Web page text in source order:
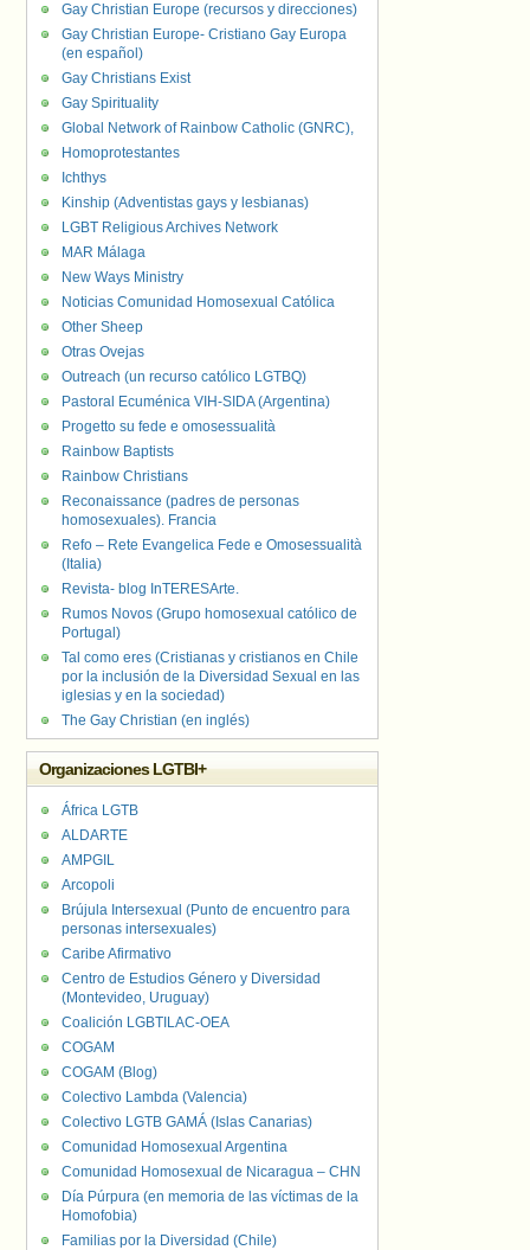
Gay Christian Europe (recursos y direcciones)
Gay Christian Europe- Cristiano Gay Europa
(en español)
Gay Christians Exist
Gay Spirituality
Global Network of Rainbow Catholic (GNRC),
Homoprotestantes
Ichthys
Kinship (Adventistas gays y lesbianas)
LGBT Religious Archives Network
MAR Málaga
New Ways Ministry
Noticias Comunidad Homosexual Católica
Other Sheep
Otras Ovejas
Outreach (un recurso católico LGTBQ)
Pastoral Ecuménica VIH-SIDA (Argentina)
Progetto su fede e omosessualità
Rainbow Baptists
Rainbow Christians
Reconaissance (padres de personas
homosexuales). Francia
Refo – Rete Evangelica Fede e Omosessualità
(Italia)
Revista- blog InTERESArte.
Rumos Novos (Grupo homosexual católico de
Portugal)
Tal como eres (Cristianas y cristianos en Chile
por la inclusión de la Diversidad Sexual en las
iglesias y en la sociedad)
The Gay Christian (en inglés)
Organizaciones LGTBI+
África LGTB
ALDARTE
AMPGIL
Arcopoli
Brújula Intersexual (Punto de encuentro para
personas intersexuales)
Caribe Afirmativo
Centro de Estudios Género y Diversidad
(Montevideo, Uruguay)
Coalición LGBTILAC-OEA
COGAM
COGAM (Blog)
Colectivo Lambda (Valencia)
Colectivo LGTB GAMÁ (Islas Canarias)
Comunidad Homosexual Argentina
Comunidad Homosexual de Nicaragua – CHN
Día Púrpura (en memoria de las víctimas de la
Homofobia)
Familias por la Diversidad (Chile)